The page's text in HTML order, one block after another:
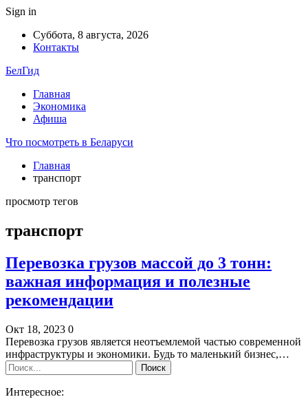
Sign in
Суббота, 8 августа, 2026
Контакты
БелГид
Главная
Экономика
Афиша
Что посмотреть в Беларуси
Главная
транспорт
просмотр тегов
транспорт
Перевозка грузов массой до 3 тонн:
важная информация и полезные
рекомендации
Окт 18, 2023 0
Перевозка грузов является неотъемлемой частью современной
инфраструктуры и экономики. Будь то маленький бизнес,…
Интересное: